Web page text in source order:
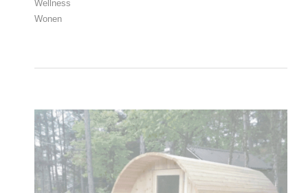
Wellness
Wonen